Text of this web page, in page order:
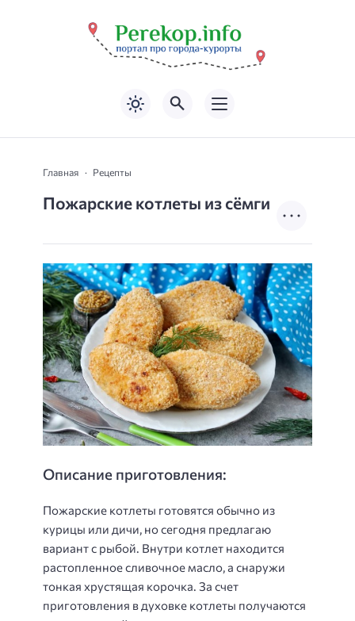
Главная Рецепты
Пожарские котлеты из сёмги
Описание приготовления:
Пожарские котлеты готовятся обычно из
курицы или дичи, но сегодня предлагаю
вариант с рыбой. Внутри котлет находится
растопленное сливочное масло, а снаружи
тонкая хрустящая корочка. За счет
приготовления в духовке котлеты получаются